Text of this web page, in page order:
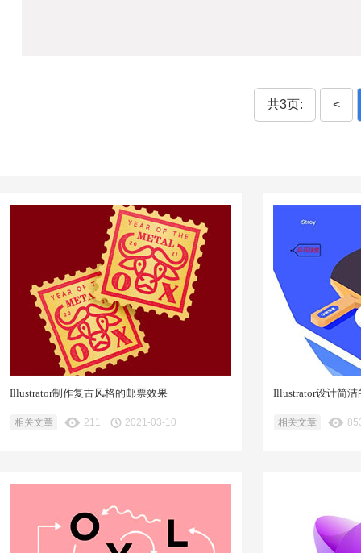
共3页: <
Illustrator制作复古风格的邮票效果
相关文章 211 2021-03-10
Illustrator设计简
相关文章